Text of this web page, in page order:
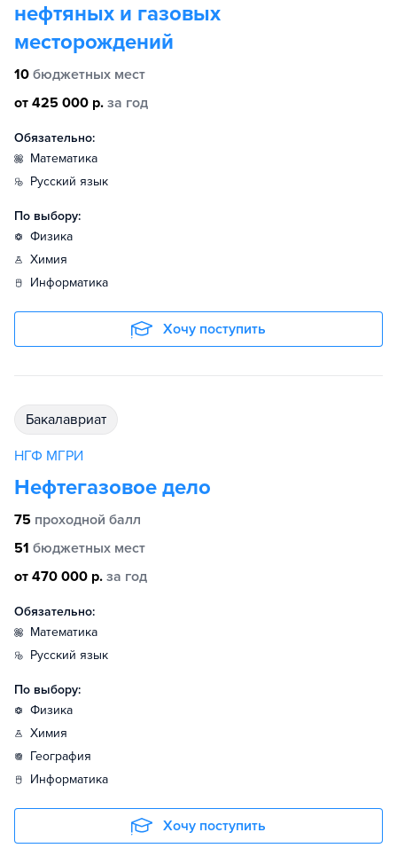
нефтяных и газовых
месторождений
10 бюджетных мест
от 425 000 р. за год
Обязательно:
математика
русский язык
По выбору:
физика
химия
информатика
Хочу поступить
бакалавриат
НГФ МГРИ
Нефтегазовое дело
75 проходной балл
51 бюджетных мест
от 470 000 р. за год
Обязательно:
математика
русский язык
По выбору:
физика
химия
география
информатика
Хочу поступить